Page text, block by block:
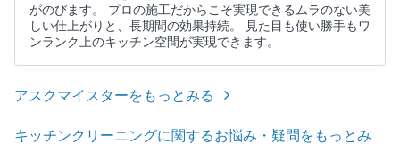
がのびます。 プロの施工だからこそ実現できるムラのない美
しい仕上がりと、長期間の効果持続。 見た目も使い勝手もワ
ンランク上のキッチン空間が実現できます。
アスクマイスターをもっとみる
キッチンクリーニングに関するお悩み・疑問をもっとみ